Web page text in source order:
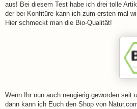
aus! Bei diesem Test habe ich drei tolle
der bei Konfitüre kann ich zum ersten mal
Hier schmeckt man die Bio-Qualität!
Wenn Ihr nun auch neugierig geworden seit
dann kann ich Euch den Shop von